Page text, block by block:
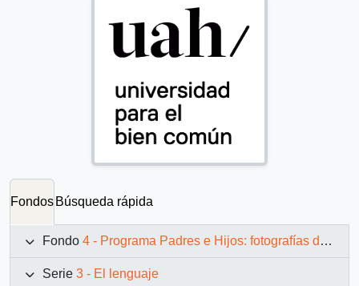
Fondos Búsqueda rápida
Fondo 4 - Programa Padres e Hijos: fotografías de Juan Maino
Serie 3 - El lenguaje